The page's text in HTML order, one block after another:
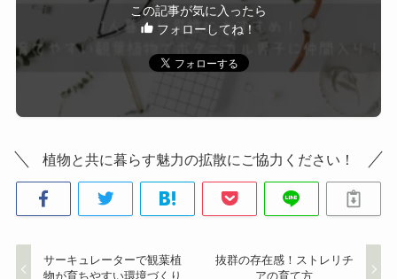
この記事が気に入ったら
フォローしてね！
植物と共に暮らす魅力の拡散にご協力ください！
サーキュレーターで観葉植
物が育ちやすい環境づくり
抜群の存在感！ストレリチ
アの育て方